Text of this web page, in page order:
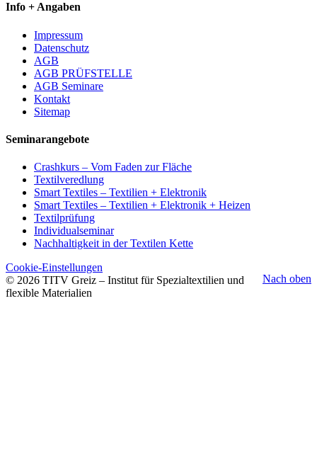
Info + Angaben
Impressum
Datenschutz
AGB
AGB PRÜFSTELLE
AGB Seminare
Kontakt
Sitemap
Seminarangebote
Crashkurs – Vom Faden zur Fläche
Textilveredlung
Smart Textiles – Textilien + Elektronik
Smart Textiles – Textilien + Elektronik + Heizen
Textilprüfung
Individualseminar
Nachhaltigkeit in der Textilen Kette
Nach oben
Cookie-Einstellungen
© 2026 TITV Greiz – Institut für Spezialtextilien und
flexible Materialien